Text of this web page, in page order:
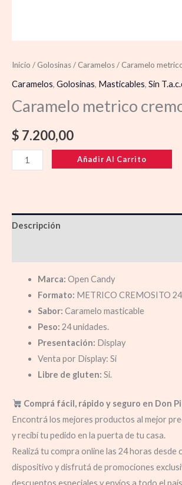
Inicio / Golosinas/ Caramelos/ Caramelo
Caramelos, Golosinas, Masticables, Sin
Caramelo metrico
$ 7.200,00
Añadir Al Carrito
Descripción
Marca: Open Candy
Formato: METRICO CREMOSITO
Sabor: Caramelo masticable
Peso: 24 unidades.
Presentación: Display
Venta por Display: Si
Libre de gluten: Si.
Comprá fácil, rápido y seguro en Don
Encontrá los mejores productos al mejor
y recibí tu pedido en la puerta de tu casa.
Realizá tu compra online las 24 horas desde
dispositivo y disfrutá de promociones
descuentos especiales y envíos a todo el